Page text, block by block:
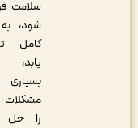
سلامت قرار داده
شود، به صورت
کامل تخصیص
یابد، می‌توان
بسیاری از
مشکلات این حوزه
را حل کرد و